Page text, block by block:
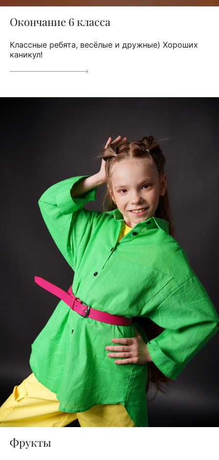
Окончание 6 класса
Классные ребята, весёлые и дружные) Хороших
каникул!
Фрукты